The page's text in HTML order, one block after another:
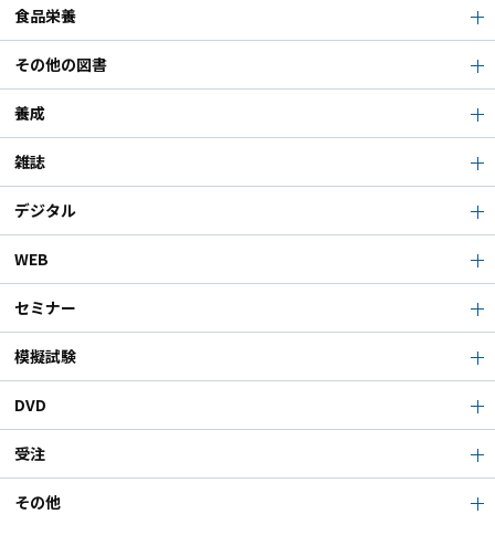
食品栄養
その他の図書
養成
雑誌
デジタル
WEB
セミナー
模擬試験
DVD
受注
その他